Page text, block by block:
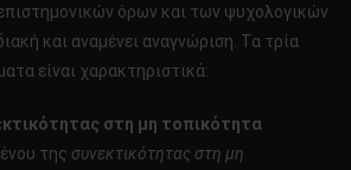
όρων και των ψυχολογικών
και αναμένει αναγνώριση. Τα τρία
είναι χαρακτηριστικά:
στη μη τοπικότητα
της συνεκτικότητας στη μη